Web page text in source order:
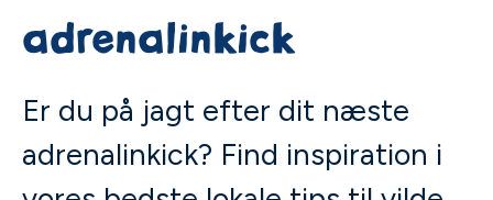
adrenalinkick
Er du på jagt efter dit næste
adrenalinkick? Find inspiration i